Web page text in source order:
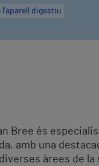
l'aparell digestiu
Bree és
amb una
àrees de